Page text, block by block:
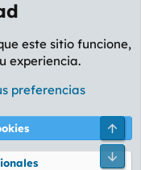
de privacidad Ayuda
este sitio funcione,
experiencia.
preferencias
Pie